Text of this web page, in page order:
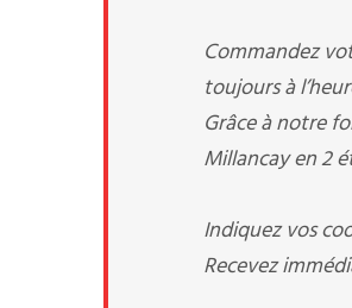
Commandez
toujours à
Grâce à notre
Millancay en 2
Indiquez vos
Recevez